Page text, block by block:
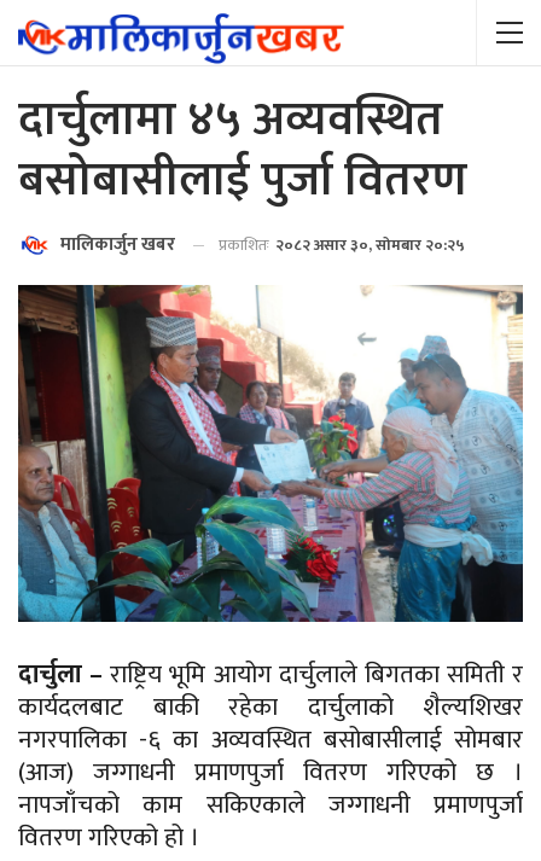
दार्चुलामा ४५ अव्यवस्थित
बसोबासीलाई पुर्जा वितरण
मालिकार्जुन खबर प्रकाशितः २०८२ असार ३०, सोमबार २०:२५
दार्चुला – राष्ट्रिय भूमि आयोग दार्चुलाले बिगतका समिती र
कार्यदलबाट बाकी रहेका दार्चुलाको शैल्यशिखर
नगरपालिका -६ का अव्यवस्थित बसोबासीलाई सोमबार
(आज) जग्गाधनी प्रमाणपुर्जा वितरण गरिएको छ ।
नापजाँचको काम सकिएकाले जग्गाधनी प्रमाणपुर्जा
वितरण गरिएको हो ।